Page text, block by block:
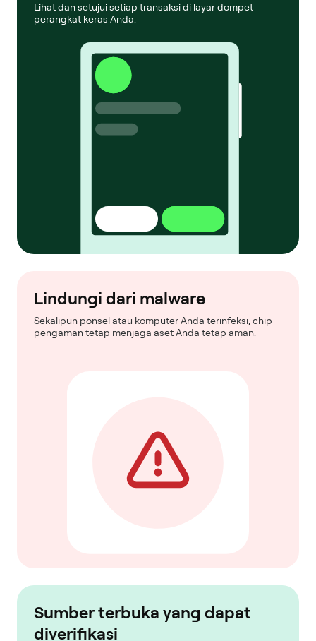
Lihat dan setujui setiap transaksi di layar dompet
perangkat keras Anda.
Lindungi dari malware
Sekalipun ponsel atau komputer Anda terinfeksi, chip
pengaman tetap menjaga aset Anda tetap aman.
Sumber terbuka yang dapat
diverifikasi